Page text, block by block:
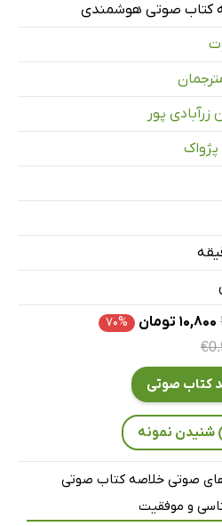
کتاب صوتی هوشمندی
پور
۱۰,۸۰۰ تومان ۷۰%
کتاب صوتی
شنیدن نمونه
صوتی خلاصه کتاب صوتی
و موفقیت